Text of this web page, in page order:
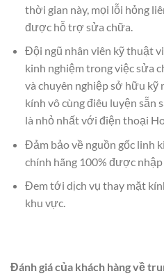
thời gian này, mọi lỗi hỏng
được hỗ trợ sửa chữa.
Đội ngũ nhân viên kỹ thuật
kinh nghiệm trong việc sửa
và chuyên nghiệp sở hữu kỹ
kính vô cùng điêu luyện sẵn
là nhỏ nhất với điện thoại
Đảm bảo về nguồn gốc linh
chính hãng 100% được
Đem tới dịch vụ thay mặt
khu vực.
Đánh giá của khách hàng về